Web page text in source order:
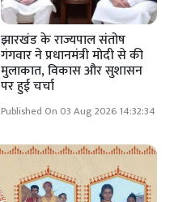
झारखंड के राज्यपाल संतोष
गंगवार ने प्रधानमंत्री मोदी से की
मुलाकात, विकास और सुशासन
पर हुई चर्चा
Published On 03 Aug 2026 14:32:34